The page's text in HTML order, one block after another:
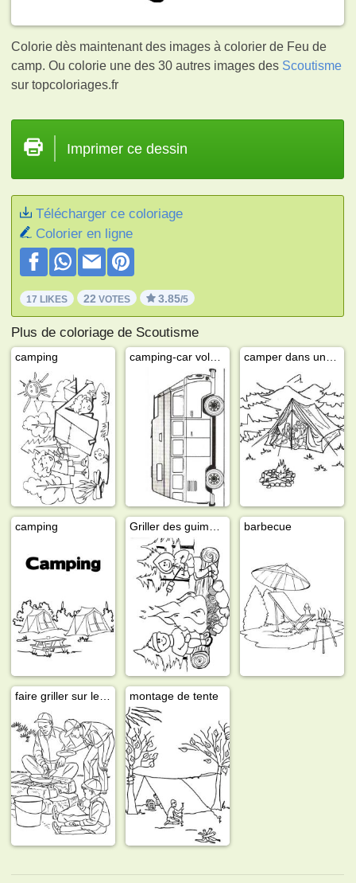
Colorie dès maintenant des images à colorier de Feu de
camp. Ou colorie une des 30 autres images des Scoutisme
sur topcoloriages.fr
Imprimer ce dessin
Télécharger ce coloriage
Colorier en ligne
17 LIKES 22 VOTES 3.85/5
Plus de coloriage de Scoutisme
camping
camping barbecue
montage de tente